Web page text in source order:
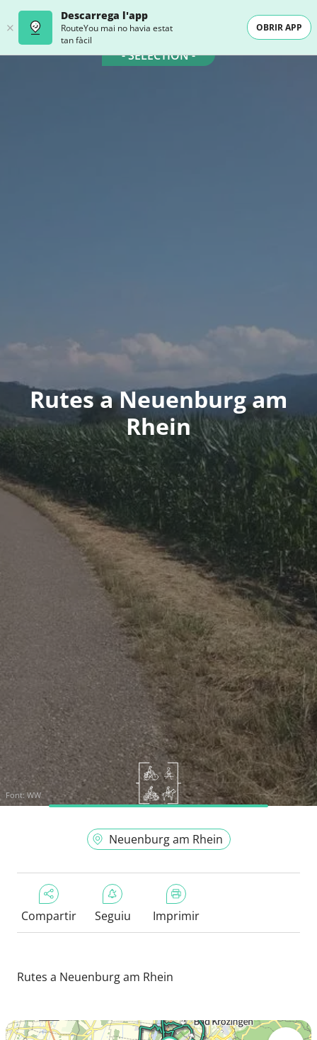
Descarrega l'app
RouteYou mai no havia estat
tan fàcil
OBRIR APP
- SELECTION -
Rutes a Neuenburg am
Rhein
Font: WW
Neuenburg am Rhein
Compartir Seguiu Imprimir
Rutes a Neuenburg am Rhein